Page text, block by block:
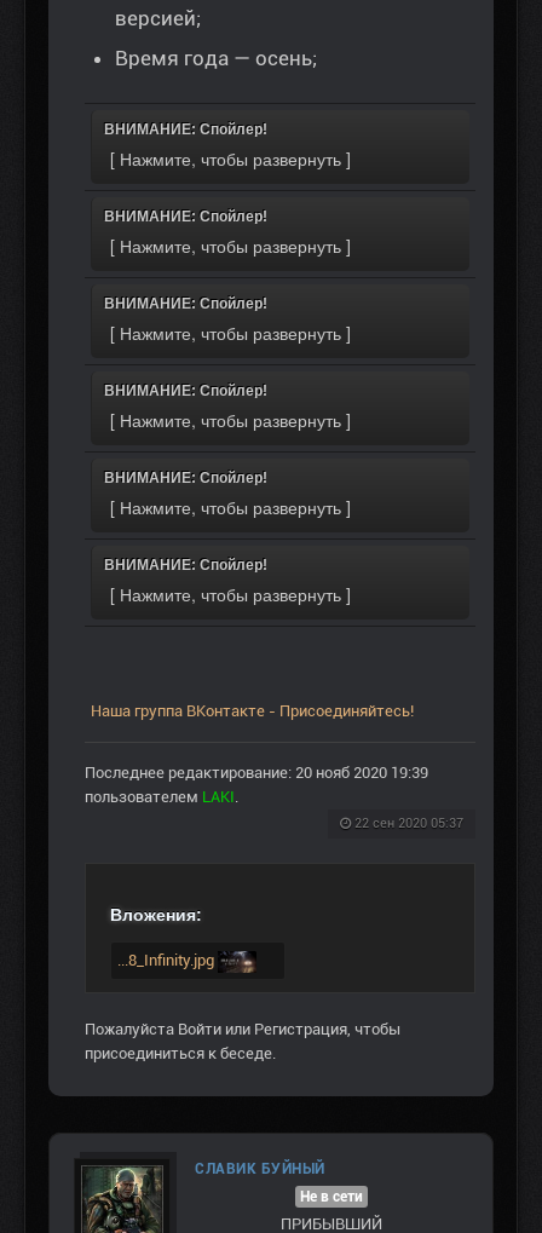
версией;
Время года — осень;
ВНИМАНИЕ: Спойлер!
ВНИМАНИЕ: Спойлер!
ВНИМАНИЕ: Спойлер!
ВНИМАНИЕ: Спойлер!
ВНИМАНИЕ: Спойлер!
ВНИМАНИЕ: Спойлер!
Наша группа ВКонтакте - Присоединяйтесь!
Последнее редактирование: 20 нояб 2020 19:39
пользователем LAKI.
22 сен 2020 05:37
Вложения:
...8_Infinity.jpg
Пожалуйста Войти или Регистрация, чтобы
присоединиться к беседе.
СЛАВИК БУЙНЫЙ
Не в сети
ПРИБЫВШИЙ